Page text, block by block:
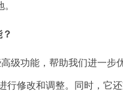
功能，帮助我们进一步
行修改和调整。同时，它